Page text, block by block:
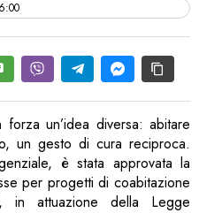
un’idea diversa: abitare
un gesto di cura reciproca.
è stata approvata la
per progetti di coabitazione
in attuazione della Legge